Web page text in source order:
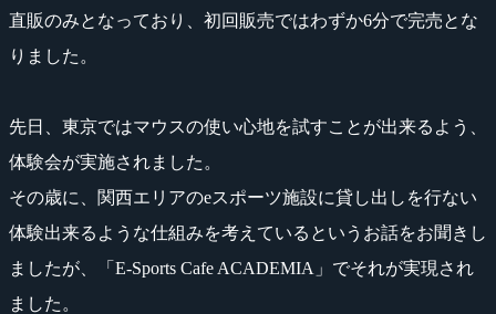
直販のみとなっており、初回販売ではわずか6分で完売とな
りました。
先日、東京ではマウスの使い心地を試すことが出来るよう、
体験会が実施されました。
その歳に、関西エリアのeスポーツ施設に貸し出しを行ない
体験出来るような仕組みを考えているというお話をお聞きし
ましたが、「E-Sports Cafe ACADEMIA」でそれが実現され
ました。